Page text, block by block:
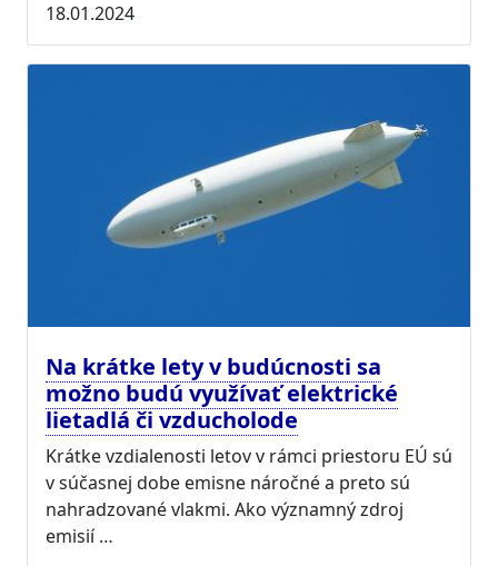
18.01.2024
Na krátke lety v budúcnosti sa
možno budú využívať elektrické
lietadlá či vzducholode
Krátke vzdialenosti letov v rámci priestoru EÚ sú
v súčasnej dobe emisne náročné a preto sú
nahradzované vlakmi. Ako významný zdroj
emisií …